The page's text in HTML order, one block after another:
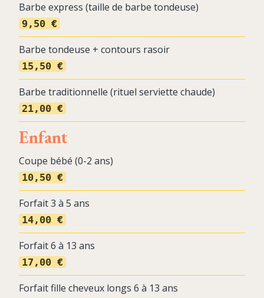
Barbe express (taille de barbe tondeuse)
9,50 €
Barbe tondeuse + contours rasoir
15,50 €
Barbe traditionnelle (rituel serviette chaude)
21,00 €
Enfant
Coupe bébé (0-2 ans)
10,50 €
Forfait 3 à 5 ans
14,00 €
Forfait 6 à 13 ans
17,00 €
Forfait fille cheveux longs 6 à 13 ans